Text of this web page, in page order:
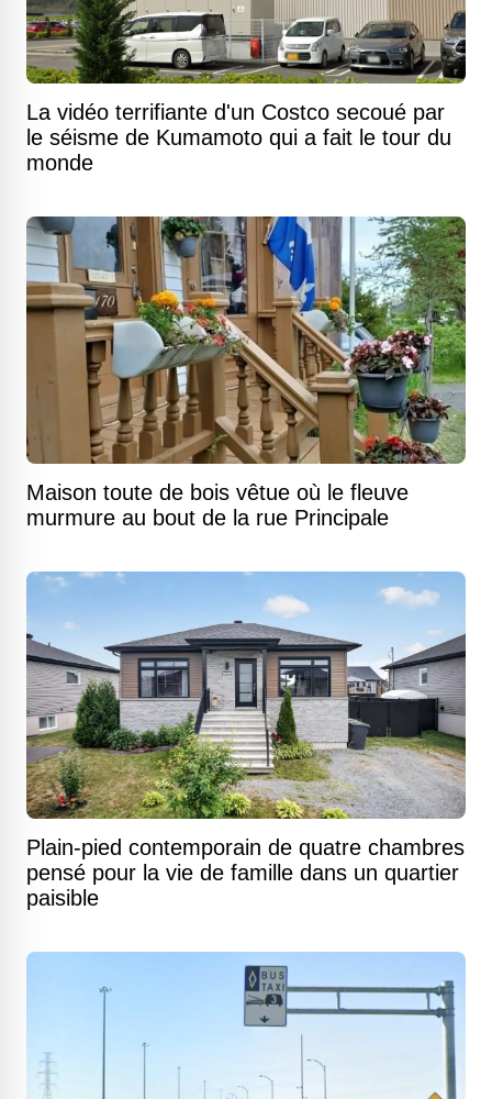
La vidéo terrifiante d'un Costco secoué par
le séisme de Kumamoto qui a fait le tour du
monde
Maison toute de bois vêtue où le fleuve
murmure au bout de la rue Principale
Plain-pied contemporain de quatre chambres
pensé pour la vie de famille dans un quartier
paisible